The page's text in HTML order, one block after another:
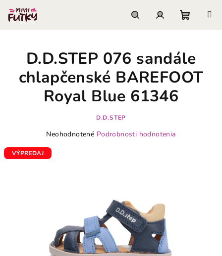
obsah
košík
D.D.STEP 076 sandále
chlapčenské BAREFOOT
Royal Blue 61346
D.D.STEP
Priemerné
produktu
Neohodnotené Podrobnosti hodnotenia
VÝPREDAJ